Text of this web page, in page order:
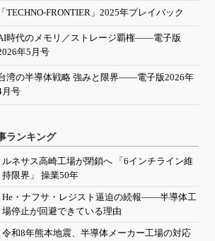
「TECHNO-FRONTIER」2025年プレイバック
時代のメモリ／ストレージ覇権――電子版
年5月号
湾の半導体戦略 強みと限界――電子版2026年
月号
ランキング
ルネサス高崎工場が閉鎖へ 「6インチライン維
持限界」 操業50年
He・ナフサ・レジスト逼迫の続報――半導体工
場停止が回避できている理由
令和8年熊本地震、半導体メーカー工場の対応